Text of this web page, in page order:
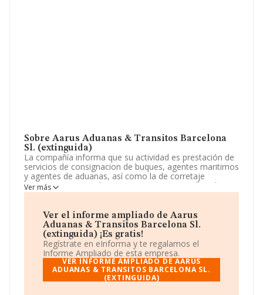
Sobre Aarus Aduanas & Transitos Barcelona
Sl. (extinguida)
La compañía informa que su actividad es prestación de
servicios de consignacion de buques, agentes maritimos
y agentes de aduanas, así como la de corretaje
maritimo, agentes de servicios transitarios y fletadores.
La empresa aparece inscrita en el Registro Mercantil
'Actividades anexas al transporte marítimo y por vías
navegables interiores' con código 5222. La sociedad no
tiene actividad en mercados exteriores.
En el último año el número de empleados ha
permanecido igual y atendiendo a los datos disponibles
en INFORMA, el número de empleados de la compañía
ha estado por debajo de la media de sector.
Ver más
Ver el informe ampliado de Aarus
Aduanas & Transitos Barcelona Sl.
(extinguida) ¡Es gratis!
Regístrate en eInforma y te regalamos el
Informe Ampliado de esta empresa.
VER INFORME AMPLIADO DE AARUS
ADUANAS & TRANSITOS BARCELONA SL.
(EXTINGUIDA)